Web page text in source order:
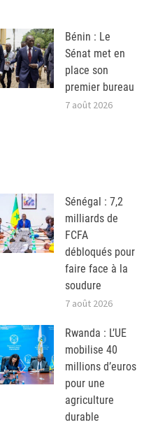
Bénin : Le
Sénat met en
place son
premier bureau
7 août 2026
Sénégal : 7,2
milliards de
FCFA
débloqués pour
faire face à la
soudure
7 août 2026
Rwanda : L’UE
mobilise 40
millions d’euros
pour une
agriculture
durable